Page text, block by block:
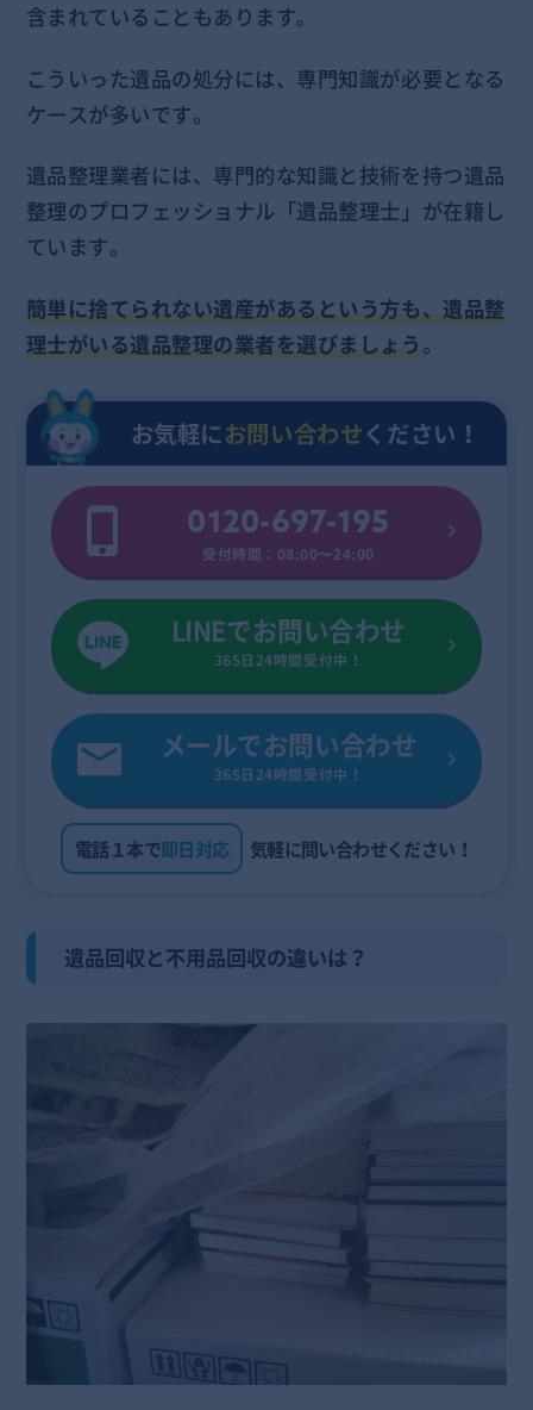
含まれていることもあります。
こういった遺品の処分には、専門知識が必要となる
ケースが多いです。
遺品整理業者には、専門的な知識と技術を持つ遺品
整理のプロフェッショナル「遺品整理士」が在籍し
ています。
簡単に捨てられない遺産があるという方も、遺品整
理士がいる遺品整理の業者を選びましょう。
お気軽にお問い合わせください！
0120-697-195
受付時間：08:00〜24:00
LINEでお問い合わせ
365日24時間受付中！
メールでお問い合わせ
365日24時間受付中！
電話１本で即日対応 気軽に問い合わせください！
遺品回収と不用品回収の違いは？